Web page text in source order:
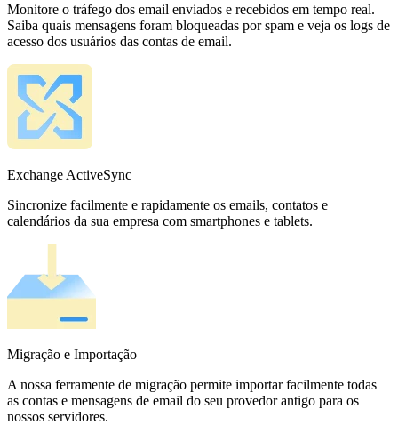
Monitore o tráfego dos email enviados e recebidos em tempo real.
Saiba quais mensagens foram bloqueadas por spam e veja os logs de
acesso dos usuários das contas de email.
Exchange ActiveSync
Sincronize facilmente e rapidamente os emails, contatos e
calendários da sua empresa com smartphones e tablets.
Migração e Importação
A nossa ferramente de migração permite importar facilmente todas
as contas e mensagens de email do seu provedor antigo para os
nossos servidores.